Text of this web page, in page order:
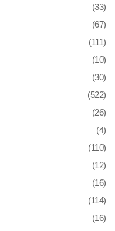
(33)
(67)
(111)
(10)
(30)
(522)
(26)
(4)
(110)
(12)
(16)
(114)
(16)